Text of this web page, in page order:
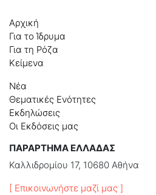
Αρχική
Για το Ίδρυμα
Για τη Ρόζα
Κείμενα
Νέα
Θεματικές Ενότητες
Εκδηλώσεις
Οι Εκδόσεις μας
ΠΑΡΑΡΤΗΜΑ ΕΛΛΑΔΑΣ
Καλλιδρομίου 17, 10680 Αθήνα
[ Επικοινωνήστε μαζί μας ]